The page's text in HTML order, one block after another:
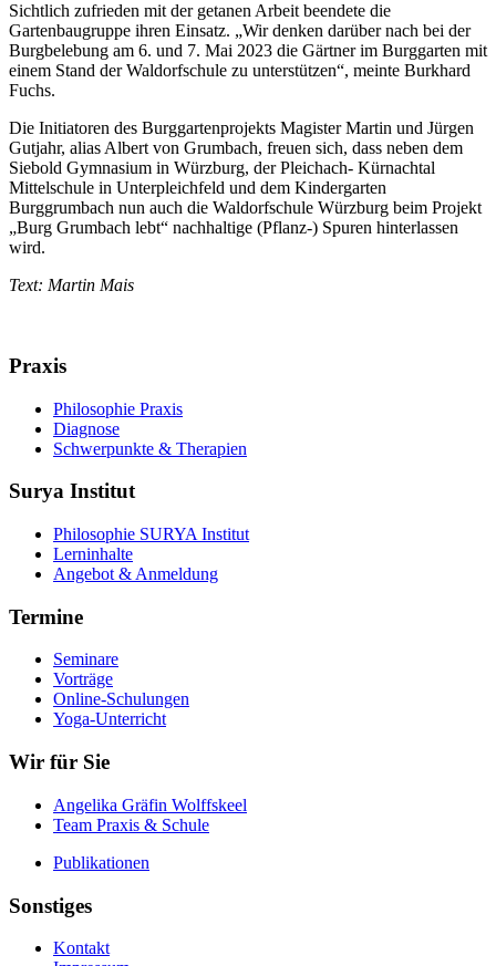
Sichtlich zufrieden mit der getanen Arbeit beendete die
Gartenbaugruppe ihren Einsatz. „Wir denken darüber nach bei der
Burgbelebung am 6. und 7. Mai 2023 die Gärtner im Burggarten mit
einem Stand der Waldorfschule zu unterstützen“, meinte Burkhard
Fuchs.
Die Initiatoren des Burggartenprojekts Magister Martin und Jürgen
Gutjahr, alias Albert von Grumbach, freuen sich, dass neben dem
Siebold Gymnasium in Würzburg, der Pleichach- Kürnachtal
Mittelschule in Unterpleichfeld und dem Kindergarten
Burggrumbach nun auch die Waldorfschule Würzburg beim Projekt
„Burg Grumbach lebt“ nachhaltige (Pflanz-) Spuren hinterlassen
wird.
Text: Martin Mais
Praxis
Philosophie Praxis
Diagnose
Schwerpunkte & Therapien
Surya Institut
Philosophie SURYA Institut
Lerninhalte
Angebot & Anmeldung
Termine
Seminare
Vorträge
Online-Schulungen
Yoga-Unterricht
Wir für Sie
Angelika Gräfin Wolffskeel
Team Praxis & Schule
Publikationen
Sonstiges
Kontakt